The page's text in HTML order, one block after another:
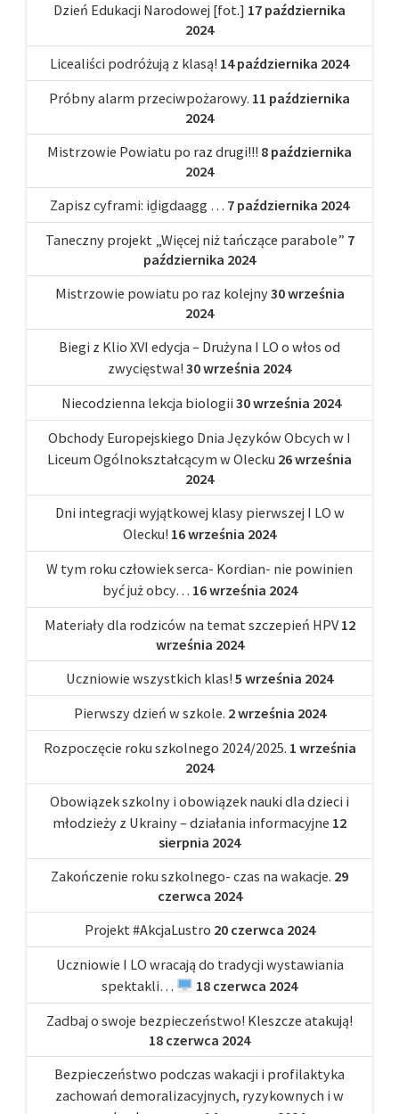
Dzień Edukacji Narodowej [fot.] 17 października
2024
Licealiści podróżują z klasą! 14 października 2024
Próbny alarm przeciwpożarowy. 11 października
2024
Mistrzowie Powiatu po raz drugi!!! 8 października
2024
Zapisz cyframi: iḏigdaagg … 7 października 2024
Taneczny projekt „Więcej niż tańczące parabole” 7
października 2024
Mistrzowie powiatu po raz kolejny30 września
2024
Biegi z Klio XVI edycja – Drużyna I LO o włos od
zwycięstwa! 30 września 2024
Niecodzienna lekcja biologii 30 września 2024
Obchody Europejskiego Dnia Języków Obcych w I
Liceum Ogólnokształcącym w Olecku 26 września
2024
Dni integracji wyjątkowej klasy pierwszej I LO w
Olecku! 16 września 2024
W tym roku człowiek serca- Kordian- nie powinien
być już obcy… 16 września 2024
Materiały dla rodziców na temat szczepień HPV 12
września 2024
Uczniowie wszystkich klas! 5 września 2024
Pierwszy dzień w szkole. 2 września 2024
Rozpoczęcie roku szkolnego 2024/2025. 1 września
2024
Obowiązek szkolny i obowiązek nauki dla dzieci i
młodzieży z Ukrainy – działania informacyjne 12
sierpnia 2024
Zakończenie roku szkolnego- czas na wakacje. 29
czerwca 2024
Projekt #AkcjaLustro 20 czerwca 2024
Uczniowie I LO wracają do tradycji wystawiania
spektakli…
18 czerwca 2024
Zadbaj o swoje bezpieczeństwo! Kleszcze atakują!
18 czerwca 2024
Bezpieczeństwo podczas wakacji i profilaktyka
zachowań demoralizacyjnych, ryzykownych i w